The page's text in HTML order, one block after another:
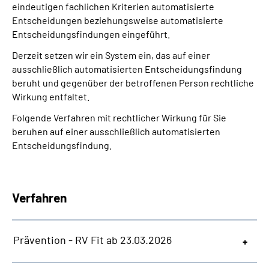
eindeutigen fachlichen Kriterien automatisierte
Entscheidungen beziehungsweise automatisierte
Entscheidungsfindungen eingeführt.
Derzeit setzen wir ein System ein, das auf einer
ausschließlich automatisierten Entscheidungs­findung
beruht und gegenüber der betroffenen Person rechtliche
Wirkung entfaltet.
Folgende Verfahren mit rechtlicher Wirkung für Sie
beruhen auf einer ausschließlich automatisierten
Entscheidungs­findung.
Verfahren
Prävention - RV Fit ab 23.03.2026